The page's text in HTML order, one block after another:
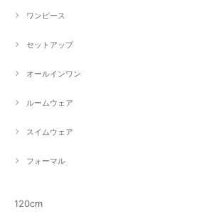
ワンピース
セットアップ
オールインワン
ルームウェア
スイムウェア
フォーマル
120cm